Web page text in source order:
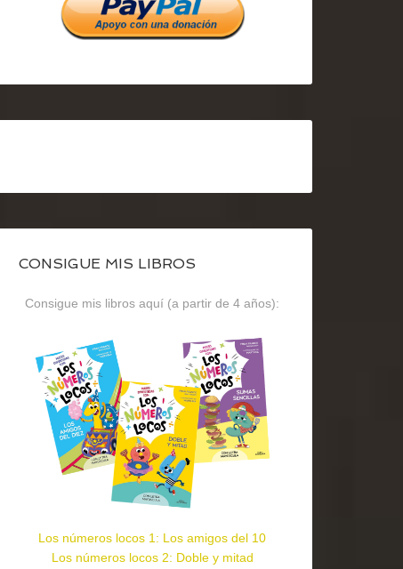
CONSIGUE MIS LIBROS
Consigue mis libros aquí (a partir de 4 años):
Los números locos 1: Los amigos del 10
Los números locos 2: Doble y mitad